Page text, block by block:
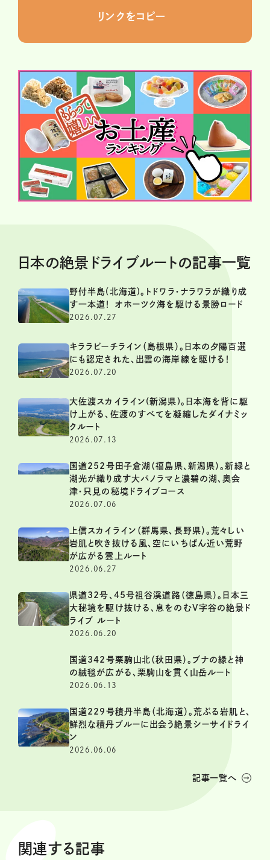
リンクをコピー
日本の絶景ドライブルートの記事一覧
野付半島(北海道)。トドワラ・ナラワラが織り成
す一本道！ オホーツク海を駆ける景勝ロード
2026.07.27
キララビーチライン（島根県）。日本の夕陽百選
にも認定された、出雲の海岸線を駆ける！
2026.07.20
大佐渡スカイライン(新潟県)。日本海を背に駆
け上がる、佐渡のすべてを凝縮したダイナミッ
クルート
2026.07.13
国道252号田子倉湖（福島県、新潟県）。新緑と
湖光が織り成す大パノラマと濃碧の湖、奥会
津・只見の秘境ドライブコース
2026.07.06
上信スカイライン（群馬県、長野県）。荒々しい
岩肌と吹き抜ける風、空にいちばん近い荒野
が広がる雲上ルート
2026.06.27
県道32号、45号祖谷渓道路（徳島県）。日本三
大秘境を駆け抜ける、息をのむV字谷の絶景ド
ライブ ルート
2026.06.20
国道342号栗駒山北（秋田県）。ブナの緑と神
の絨毯が広がる、栗駒山を貫く山岳ルート
2026.06.13
国道229号積丹半島（北海道）。荒ぶる岩肌と、
鮮烈な積丹ブルーに出会う絶景シーサイドライ
ン
2026.06.06
記事一覧へ
関連する記事